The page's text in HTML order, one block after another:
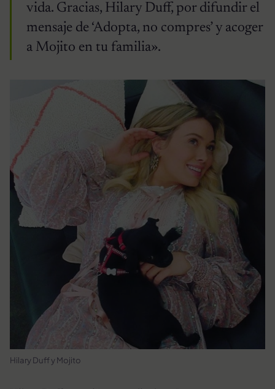
vida. Gracias, Hilary Duff, por difundir el
mensaje de ‘Adopta, no compres’ y acoger
a Mojito en tu familia».
Hilary Duff y Mojito